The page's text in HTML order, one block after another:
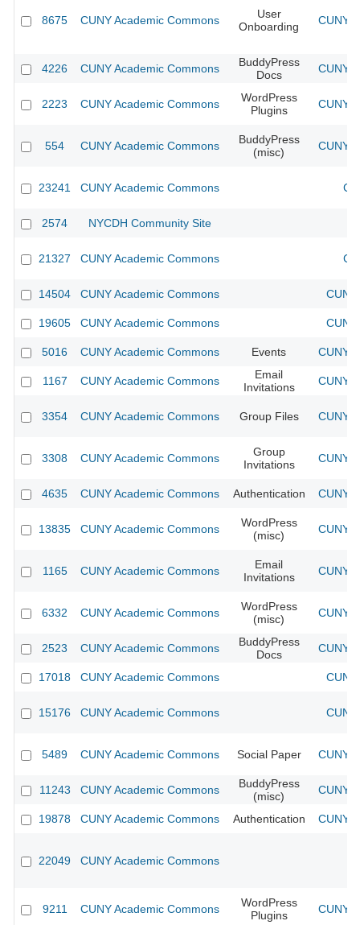
8675 CUNY Academic Commons
User
Onboarding
CUNY
4226 CUNY Academic Commons
BuddyPress
Docs
CUNY
2223 CUNY Academic Commons
WordPress
Plugins
CUNY
554 CUNY Academic Commons
BuddyPress
(misc)
CUNY
23241 CUNY Academic Commons
2574 NYCDH Community Site
21327 CUNY Academic Commons
14504 CUNY Academic Commons
19605 CUNY Academic Commons
5016 CUNY Academic Commons Events CUNY
1167 CUNY Academic Commons
Email
Invitations
CUNY
3354 CUNY Academic Commons Group Files CUNY
3308 CUNY Academic Commons
Group
Invitations
CUNY
4635 CUNY Academic Commons Authentication CUNY
13835 CUNY Academic Commons
WordPress
(misc)
CUNY
1165 CUNY Academic Commons
Email
Invitations
CUNY
6332 CUNY Academic Commons
WordPress
(misc)
CUNY
2523 CUNY Academic Commons
BuddyPress
Docs
CUNY
17018 CUNY Academic Commons
15176 CUNY Academic Commons
5489 CUNY Academic Commons Social Paper CUNY
11243 CUNY Academic Commons
BuddyPress
(misc)
CUNY
19878 CUNY Academic Commons Authentication CUNY
22049 CUNY Academic Commons
9211 CUNY Academic Commons
WordPress
Plugins
CUNY